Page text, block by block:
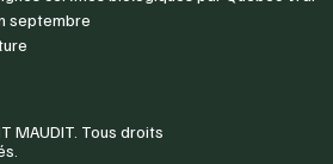
septembre
MAUDIT. Tous droits